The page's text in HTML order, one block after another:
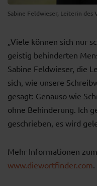
Sabine Feldwieser, Leiterin des
„Viele können sich nur
geistig behinderten
Sabine Feldwieser, die
sich, wie unsere
gesagt: Genauso wie
ohne Behinderung. Ich
geschrieben, es wird
Mehr Informationen
www.diewortfinder.com